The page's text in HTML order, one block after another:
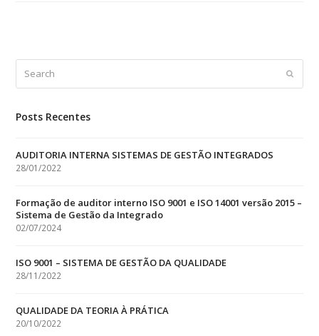
Submit
Posts Recentes
AUDITORIA INTERNA SISTEMAS DE GESTÃO INTEGRADOS
28/01/2022
Formação de auditor interno ISO 9001 e ISO 14001 versão 2015 –
Sistema de Gestão da Integrado
02/07/2024
ISO 9001 – SISTEMA DE GESTÃO DA QUALIDADE
28/11/2022
QUALIDADE DA TEORIA À PRÁTICA
20/10/2022